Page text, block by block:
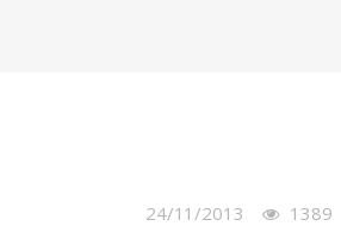
24/11/2013 1389